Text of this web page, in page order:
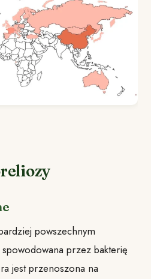
powszechnym
przez bakterię
jest przenoszona na